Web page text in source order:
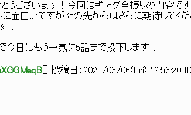
とうございます！今回はギャグ全振りの内容です
面白いですがその先からはさらに期待してくだ
！
今日はもう一気に5話まで投下します！
] 投稿日： 2025/06/06(Fri) 12:56:20